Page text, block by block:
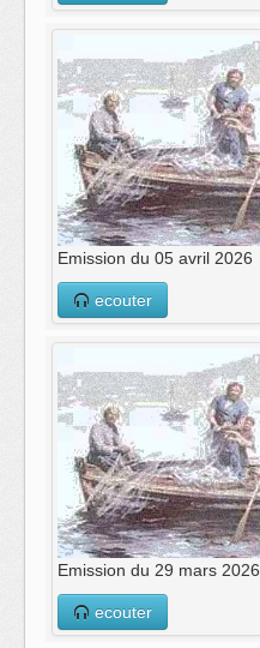
Emission du 05 avril 2026
ecouter
Emission du 29 mars 2026
ecouter